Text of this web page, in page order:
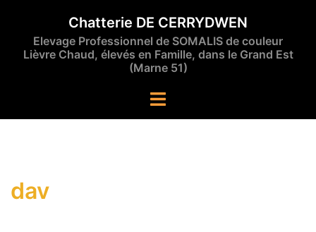
contenu
Chatterie DE CERRYDWEN
Elevage Professionnel de SOMALIS de couleur
Lièvre Chaud, élevés en Famille, dans le Grand Est
(Marne 51)
Ouvrir/fermer
dav